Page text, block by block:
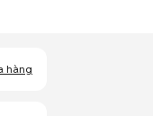
hàng